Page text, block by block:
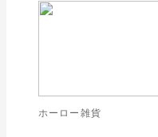
ホーロー雑貨